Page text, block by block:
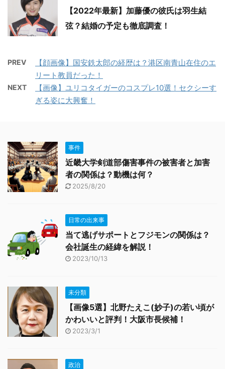
【2022年最新】加藤優の彼氏は羽生結
弦？結婚の予定も徹底調査！
PREV
【顔画像】国安鉄太郎の経歴は？港区南青山在住のエ
リート教員だった！
NEXT
【画像】ユリコタイガーのコスプレ10選！セクシーす
ぎる姿に大興奮！
事件
近畿大学剣道部傷害事件の被害者と加害
者の関係は？動機は何？
2025/8/20
日常の出来事
当て逃げサポートとフジモンの関係は？
会社誕生の経緯を解説！
2023/10/13
未分類
【画像5選】北野たえこ(妙子)の若い頃が
かわいいと評判！大阪市長候補！
2023/3/1
政治